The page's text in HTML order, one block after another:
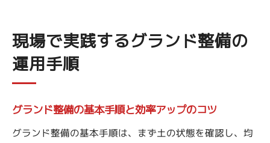
現場で実践するグランド整備の
運用手順
グランド整備の基本手順と効率アップのコツ
グランド整備の基本手順は、まず土の状態を確認し、均